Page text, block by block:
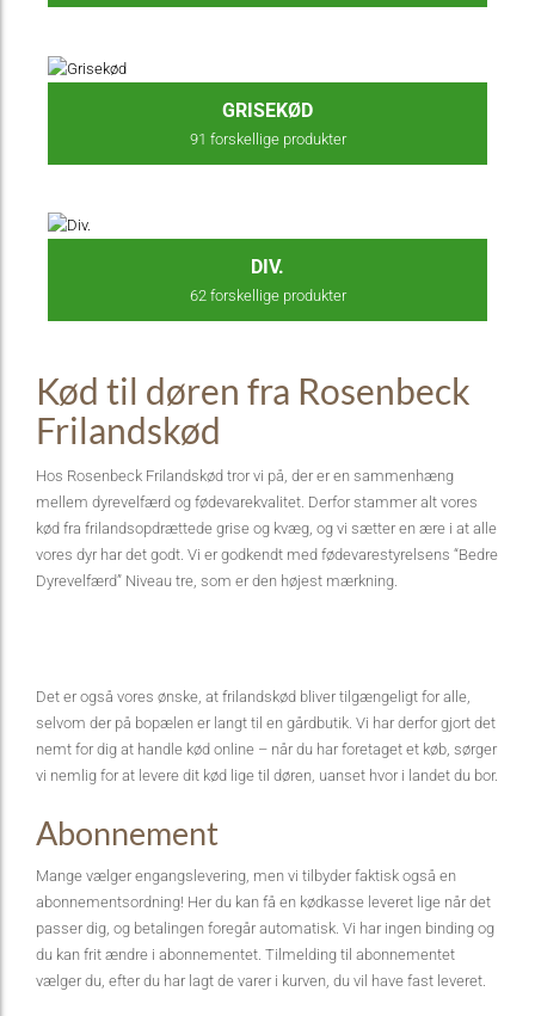
GRISEKØD
91 forskellige produkter
DIV.
62forskellige produkter
Kød til døren fra Rosenbeck
Frilandskød
Hos Rosenbeck Frilandskød tror vi på, der er en sammenhæng
mellem dyrevelfærd og fødevarekvalitet. Derfor stammer alt vores
kød fra frilandsopdrættede grise og kvæg, og vi sætter en ære i at alle
vores dyr har det godt. Vi er godkendt med fødevarestyrelsens “Bedre
Dyrevelfærd” Niveau tre, som er den højest mærkning.
Det er også vores ønske, at frilandskød bliver tilgængeligt for alle,
selvom der på bopælen er langt til en gårdbutik. Vi har derfor gjort det
nemt for dig at handle kød online – når du har foretaget et køb, sørger
vi nemlig for at levere dit kød lige til døren, uanset hvor i landet du bor.
Abonnement
Mange vælger engangslevering, men vi tilbyder faktisk også en
abonnementsordning! Her du kan få en kødkasse leveret lige når det
passer dig, og betalingen foregår automatisk. Vi har ingen binding og
du kan frit ændre i abonnementet. Tilmelding til abonnementet
vælger du, efter du har lagt de varer i kurven, du vil have fast leveret.